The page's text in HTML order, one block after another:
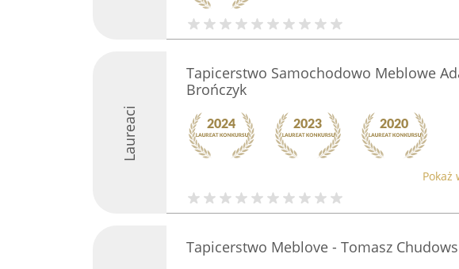
Laureaci
Tapicerstwo Samochodowo Meblowe
Brończyk
Pokaż
Tapicerstwo Meblove - Tomasz